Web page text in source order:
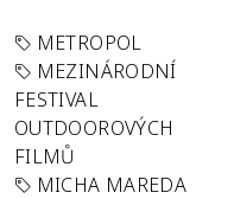
METROPOL
MEZINÁRODNÍ
FESTIVAL
OUTDOOROVÝCH
FILMŮ
MICHA MAREDA